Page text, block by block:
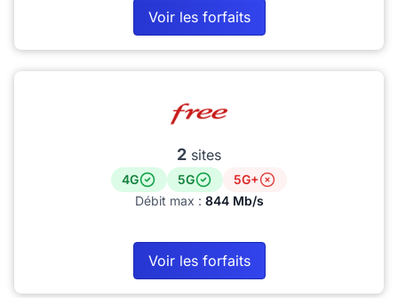
Voir les forfaits
2 sites
4G 5G
5G+
Débit max : 844 Mb/s
Voir les forfaits